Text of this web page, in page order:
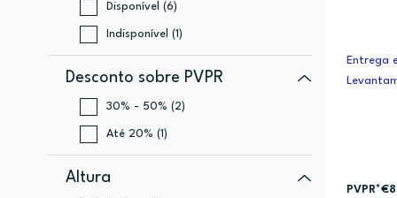
Disponível (6)
Indisponível (1)
Desconto sobre PVPR
30% - 50% (2)
Até 20% (1)
Altura
Entrega
PVPR*